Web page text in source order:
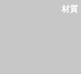
材質